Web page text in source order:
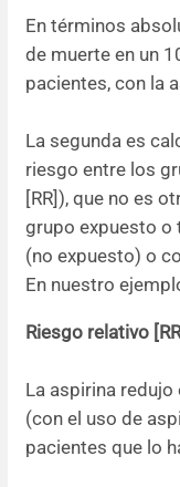
En términos
de muerte en un
pacientes, con la
La segunda es
riesgo entre los
[RR]), que no es
grupo expuesto o
(no expuesto) o
En nuestro
Riesgo relativo
La aspirina
(con el uso de
pacientes que lo